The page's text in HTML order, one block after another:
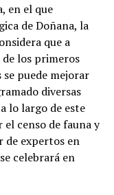
en el que
de Doñana, la
que a
los primeros
puede mejorar
diversas
lo largo de este
censo de fauna y
de expertos en
celebrará en